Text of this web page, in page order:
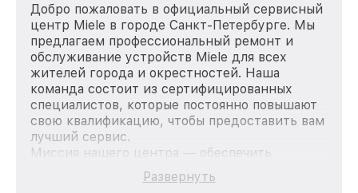
Добро пожаловать в официальный сервисный
центр Miele в городе Санкт-Петербурге. Мы
предлагаем профессиональный ремонт и
обслуживание устройств Miele для всех
жителей города и окрестностей. Наша
команда состоит из сертифицированных
специалистов, которые постоянно повышают
свою квалификацию, чтобы предоставить вам
лучший сервис.
Миссия нашего центра — обеспечить
качественный и доступный ремонт для
каждого пользователя продукции Miele, вне
Развернуть